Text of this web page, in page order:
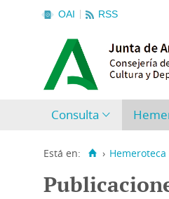
OAI RSS
Consulta
Está en: › Hemeroteca